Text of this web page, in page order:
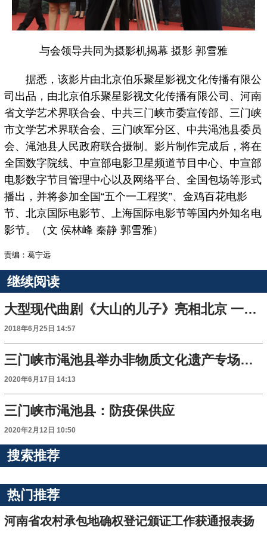
与会领导共同为摄影机揭幕 摄影 郭雪雅
据悉，该影片由北京伯乐聚星影视文化传播有限公
司出品，由北京伯乐聚星影视文化传播有限公司、河南
省文学艺术界联合会、中共三门峡市委宣传部、三门峡
市文学艺术界联合会、三门峡军分区、中共渑池县委员
会、渑池县人民政府联合摄制。影片制作完成后，将在
全国数字院线、中宣部电影卫星频道节目中心、中宣部
电影数字节目管理中心以及网络平台、全国包场等形式
播出，并将参加全国“五个一工程奖”、金鸡百花电影
节、北京国际电影节、上海国际电影节等国内外知名电
影节。（文 侯林峰 秦静 郭雪雅）
责编：葛宁远
继续阅读
大型现代曲剧《大山的儿子》亮相北京 一票难求
2018年6月25日 14:57
三门峡市渑池县举办非物质文化遗产专场展示活动
2020年6月17日 14:13
三门峡市渑池县：防疫保供应
2020年2月12日 10:50
搜索推荐
热门推荐
河南省农村承包地确权登记颁证工作获通报表扬